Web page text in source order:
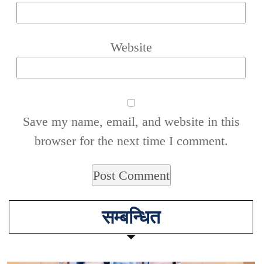
Website
Save my name, email, and website in this
browser for the next time I comment.
सम्बन्धित